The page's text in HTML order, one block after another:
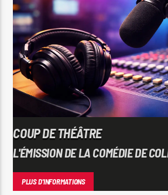
COUP DE THÉÂTRE
L'ÉMISSION DE LA COMÉDIE DE
PLUS D'INFORMATIONS